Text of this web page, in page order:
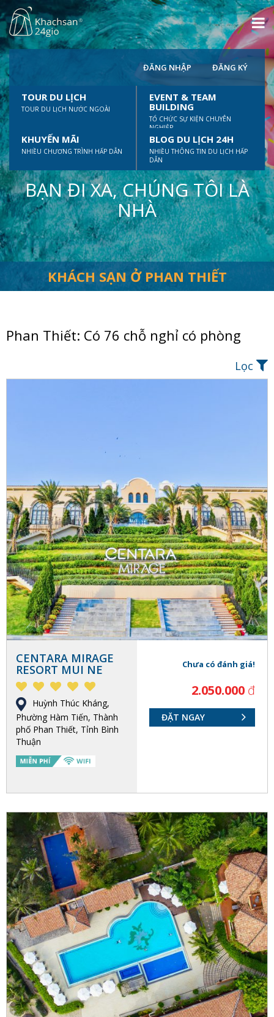
ĐĂNG NHẬP ĐĂNG KÝ
TOUR DU LỊCH
TOUR DU LỊCH NƯỚC NGOÀI
EVENT & TEAM
BUILDING
TỔ CHỨC SỰ KIỆN CHUYÊN
NGHIỆP
KHUYẾN MÃI
NHIỀU CHƯƠNG TRÌNH HẤP DẪN
BLOG DU LỊCH 24H
NHIỀU THÔNG TIN DU LỊCH HẤP
DẪN
BẠN ĐI XA, CHÚNG TÔI LÀ
NHÀ
KHÁCH SẠN Ở PHAN THIẾT
Phan Thiết: Có 76 chỗ nghỉ có phòng
Lọc
CENTARA MIRAGE
RESORT MUI NE
Huỳnh Thúc Kháng,
Phường Hàm Tiến, Thành
phố Phan Thiết, Tỉnh Bình
Thuận
Chưa có đánh giá!
2.050.000 đ
ĐẶT NGAY